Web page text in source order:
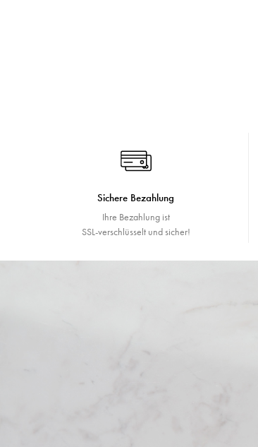
Sichere Bezahlung
Ihre Bezahlung ist
SSL-verschlüsselt und sicher!